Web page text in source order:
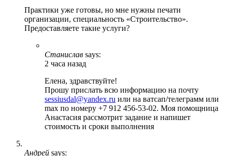
Практики уже готовы, но мне нужны печати
организации, специальность «Строительство».
Предоставляете такие услуги?
Станислав says:
2 часа назад
Елена, здравствуйте!
Прошу прислать всю информацию на почту
sessiusdal@yandex.ru или на ватсап/телеграмм или
max по номеру +7 912 456-53-02. Моя помощница
Анастасия рассмотрит задание и напишет
стоимость и сроки выполнения
Андрей says: